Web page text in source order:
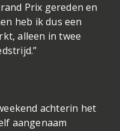
Prix gereden en
heb ik dus een
alleen in twee
achterin het
aangenaam